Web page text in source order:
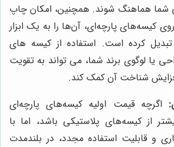
هماهنگ شوند. همچنین، امکان چاپ
کیسه‌های پارچه‌ای، آن‌ها را به یک ابزار
تبدیل کرده است. استفاده از کیسه های
یا لوگوی برند شما، می تواند به تقویت
شناخت آن کمک کند.
اگرچه قیمت اولیه کیسه‌های پارچه‌ای
از کیسه‌های پلاستیکی باشد، اما با
و قابلیت استفاده مجدد، در بلندمدت